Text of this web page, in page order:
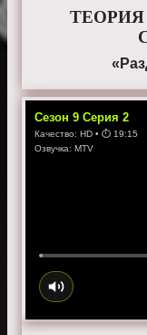
Сезон 9 Серия 2
Качество: HD • ⏱ 19:15
Озвучка: MTV